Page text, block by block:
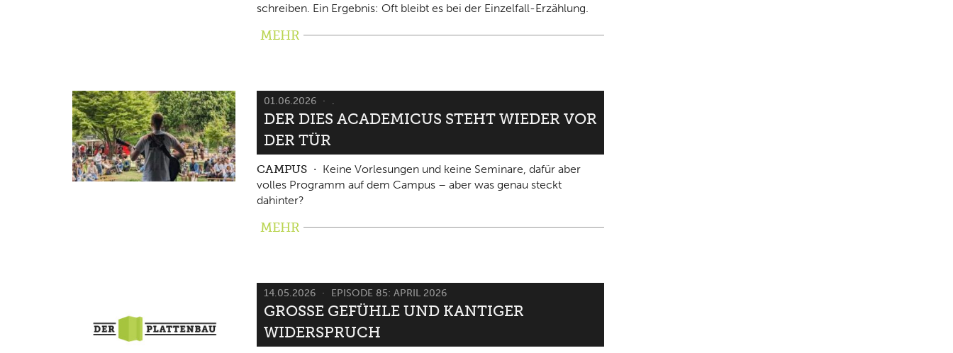
schreiben. Ein Ergebnis: Oft bleibt es bei der Einzelfall-Erzählung.
MEHR
01.06.2026 .
DER DIES ACADEMICUS STEHT WIEDER VOR
DER TÜR
CAMPUS
Keine Vorlesungen und keine Seminare, dafür aber
volles Programm auf dem Campus – aber was genau steckt
dahinter?
MEHR
14.05.2026 EPISODE 85: APRIL 2026
GROSSE GEFÜHLE UND KANTIGER W
IDERSPRUCH